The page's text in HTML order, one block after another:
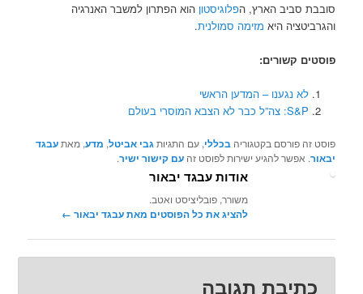
סובבת סביב הארץ, הפלוגיסטון הוא הפתרון למשבר האנרגיה
והגרביטציה היא מזימה סמולנית.
פוסטים קשורים:
לא נגענו – המדען הראשי
S&P: צה”ל כבר לא הצבא המוסרי בעולם
פוסט זה פורסם בקטגוריהבכללי, עם התגיותגבי אביטל, מדע, מאתעבגד
יבאור. אפשר להגיע ישירות לפוסט זהעם קישור ישיר.
אודות עבגד יבאור
משורר, פובליציסט ואטב.
להציג את כל הפוסטים מאת עבגד יבאור‏ ←
כתיבת תגובה